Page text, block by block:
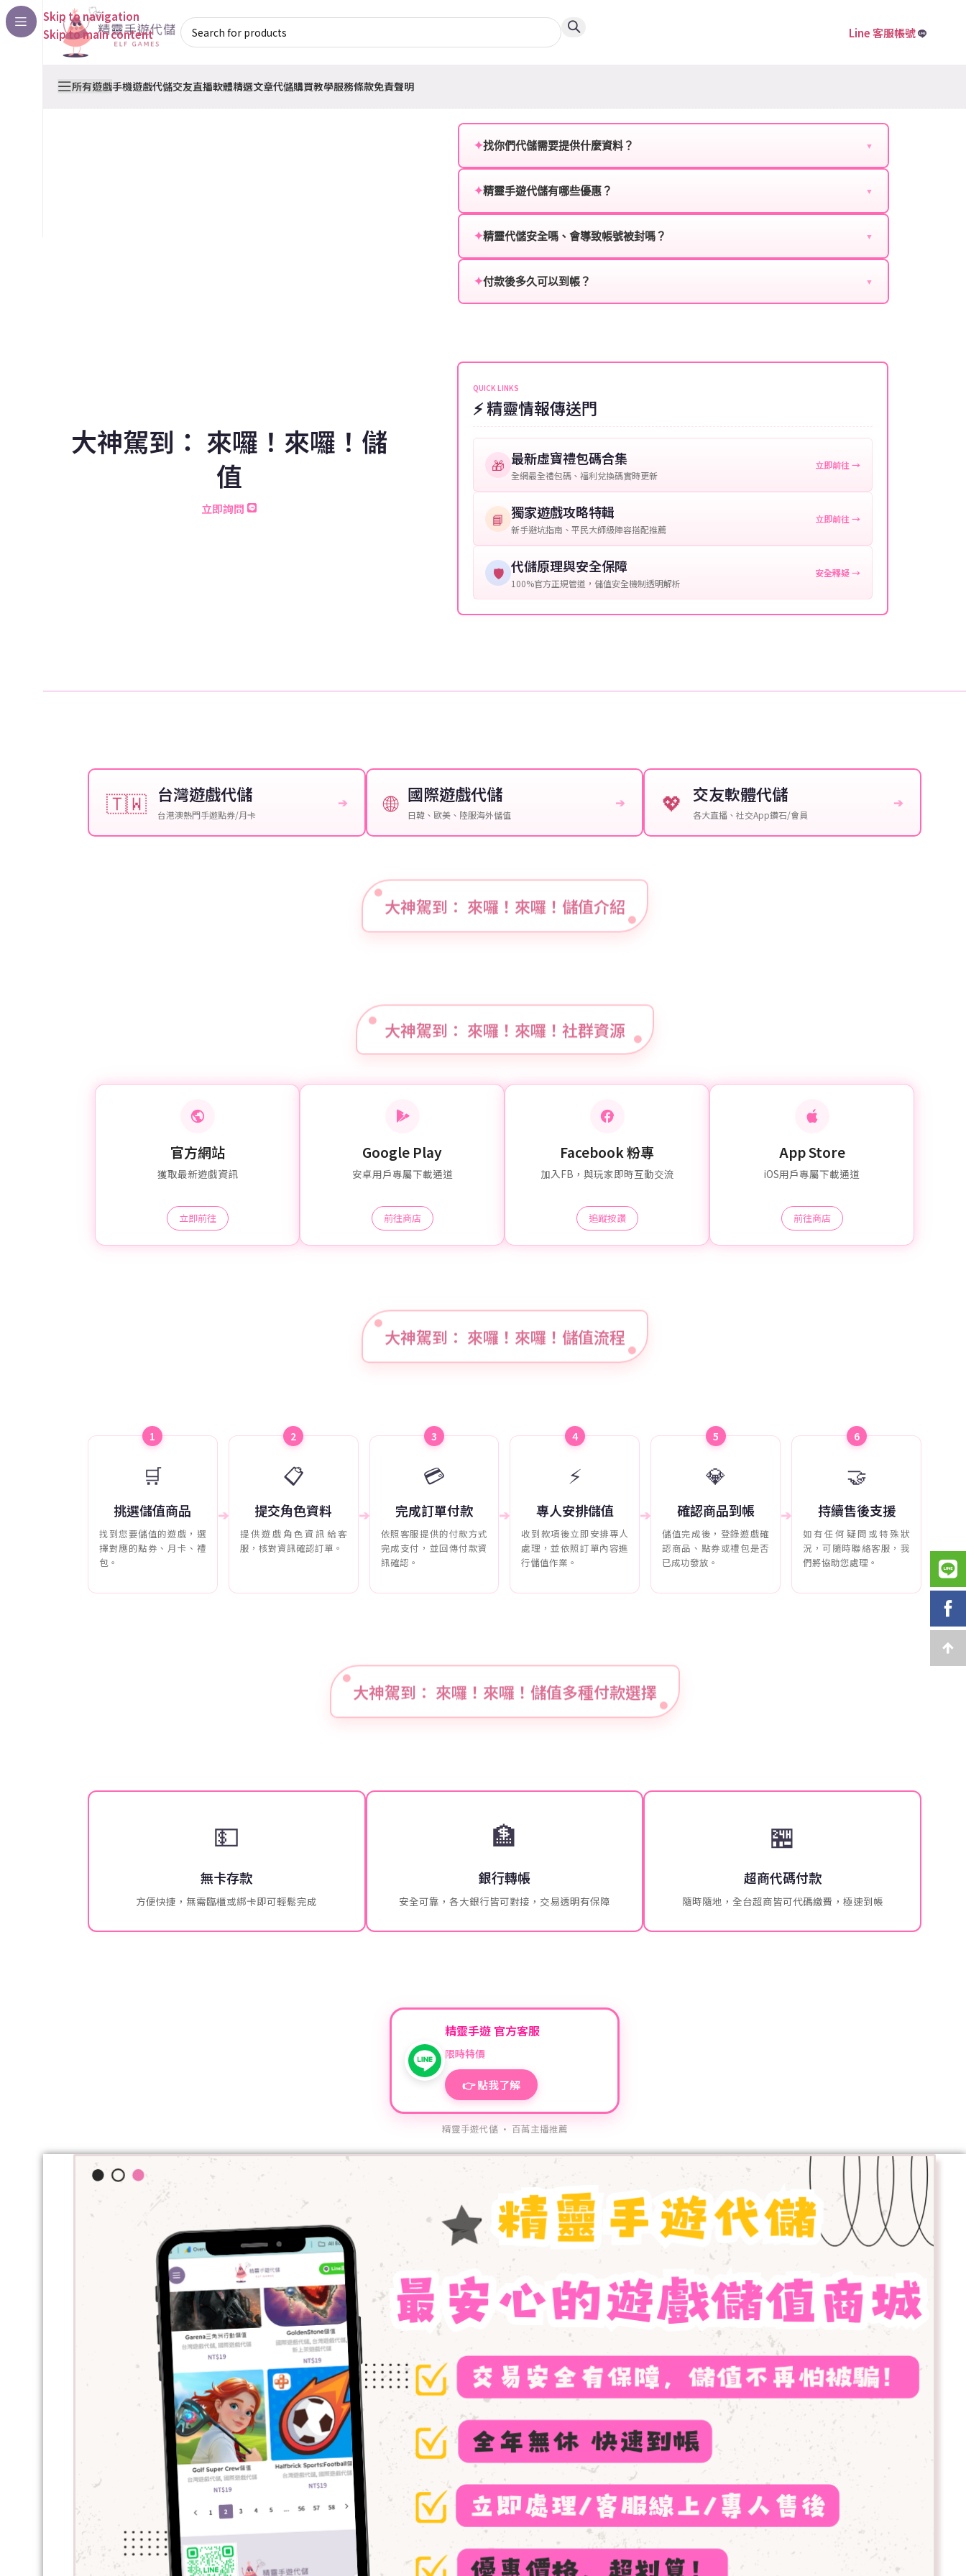
Skip to navigation
Skip to main content
Line 客服帳號
所有遊戲手機遊戲代儲交友直播軟體精選文章代儲購買教學服務條款免責聲明
大神駕到： 來囉！來囉！儲
值
立即詢問
✦找你們代儲需要提供什麼資料？ ▼
登入方式：您的遊戲登入方式（如Facebook、Google等）。
遊戲帳號：您的遊戲帳號或ID。
購買截圖：所購買商品的截圖以作確認。
提供這些信息能幫助我們更快地處理您的代儲需求，確保您盡享遊戲樂趣！
✦精靈手遊代儲有哪些優惠？ ▼
活動，儲值最低6折起，讓玩家隨時都能享有優惠價格。
✦精靈代儲安全嗎、會導致帳號被封嗎？ ▼
或異常儲值管道。您獲得的遊戲商品與官方購買的內容相同，可以安心使用。
✦付款後多久可以到帳？ ▼
QUICK LINKS
⚡ 精靈情報傳送門
🎁 最新虛寶禮包碼合集
全網最全禮包碼、福利兌換碼實時更新
立即前往 →
📘 獨家遊戲攻略特輯
新手避坑指南、平民大師級陣容搭配推薦
立即前往 →
🛡️ 代儲原理與安全保障
100%官方正規管道，儲值安全機制透明解析
安全釋疑 →
🇹🇼 台灣遊戲代儲
台港澳熱門手遊點券/月卡
➔ 🌐 國際遊戲代儲
日韓、歐美、陸服海外儲值
➔ 💖 交友軟體代儲
各大直播、社交App鑽石/會員
➔
大神駕到： 來囉！來囉！儲值介紹
大神駕到： 來囉！來囉！社群資源
官方網站
獲取最新遊戲資訊
立即前往
Google Play
安卓用戶專屬下載通道
前往商店
Facebook 粉專
加入FB，與玩家即時互動交流
追蹤按讚
App Store
iOS用戶專屬下載通道
前往商店
大神駕到： 來囉！來囉！儲值流程
1
🛒
挑選儲值商品
找到您要儲值的遊戲，選
擇對應的點券、月卡、禮
包。
➔
2
📋
提交角色資料
提供遊戲角色資訊給客
服，核對資訊確認訂單。
➔
3
💳
完成訂單付款
依照客服提供的付款方式
完成支付，並回傳付款資
訊確認。
➔
4
⚡
專人安排儲值
收到款項後立即安排專人
處理，並依照訂單內容進
行儲值作業。
➔
5
💎
確認商品到帳
儲值完成後，登錄遊戲確
認商品、點券或禮包是否
已成功發放。
➔
6
🤝
持續售後支援
如有任何疑問或特殊狀
況，可隨時聯絡客服，我
們將協助您處理。
大神駕到： 來囉！來囉！儲值多種付款選擇
💵
無卡存款
方便快捷，無需臨櫃或綁卡即可輕鬆完成
🏦
銀行轉帳
安全可靠，各大銀行皆可對接，交易透明有保障
🏪
超商代碼付款
隨時隨地，全台超商皆可代碼繳費，極速到帳
精靈手遊 官方客服
限時特價
👉 點我了解
精靈手遊代儲 · 百萬主播推薦